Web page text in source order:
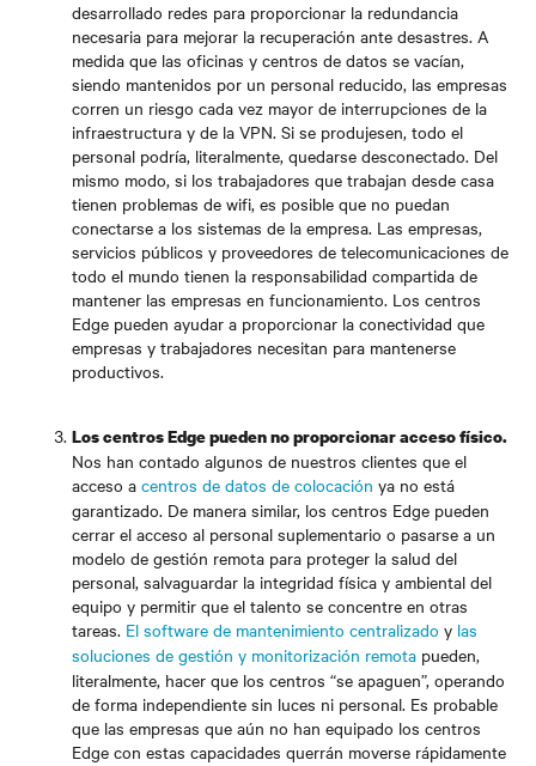
desarrollado redes para proporcionar la redundancia
necesaria para mejorar la recuperación ante desastres. A
medida que las oficinas y centros de datos se vacían,
siendo mantenidos por un personal reducido, las empresas
corren un riesgo cada vez mayor de interrupciones de la
infraestructura y de la VPN. Si se produjesen, todo el
personal podría, literalmente, quedarse desconectado. Del
mismo modo, si los trabajadores que trabajan desde casa
tienen problemas de wifi, es posible que no puedan
conectarse a los sistemas de la empresa. Las empresas,
servicios públicos y proveedores de telecomunicaciones de
todo el mundo tienen la responsabilidad compartida de
mantener las empresas en funcionamiento. Los centros
Edge pueden ayudar a proporcionar la conectividad que
empresas y trabajadores necesitan para mantenerse
productivos.
Los centros Edge pueden no proporcionar acceso físico.
Nos han contado algunos de nuestros clientes que el
acceso a centros de datos de colocación ya no está
garantizado. De manera similar, los centros Edge pueden
cerrar el acceso al personal suplementario o pasarse a un
modelo de gestión remota para proteger la salud del
personal, salvaguardar la integridad física y ambiental del
equipo y permitir que el talento se concentre en otras
tareas. El software de mantenimiento centralizado y las
soluciones de gestión y monitorización remota pueden,
literalmente, hacer que los centros “se apaguen”, operando
de forma independiente sin luces ni personal. Es probable
que las empresas que aún no han equipado los centros
Edge con estas capacidades querrán moverse rápidamente